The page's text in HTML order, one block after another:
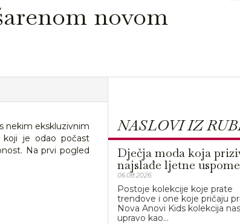
novom
nekim ekskluzivnim
koji je odao počast
Na prvi pogled
NASLOVI IZ
Dječja moda koja
najslađe ljetne
06.08.2026.
Postoje kolekcije koje prate
trendove i one koje pričaju
Nova Anovi Kids kolekcija
upravo kao...